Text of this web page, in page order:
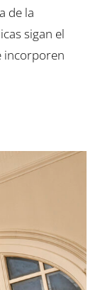
de la
sigan el
incorporen